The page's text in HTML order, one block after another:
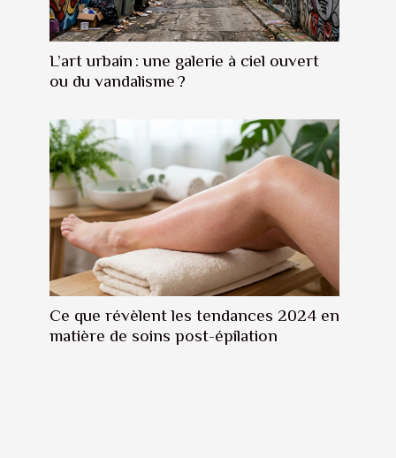
L’art urbain : une galerie à ciel ouvert
ou du vandalisme ?
Ce que révèlent les tendances 2024 en
matière de soins post-épilation